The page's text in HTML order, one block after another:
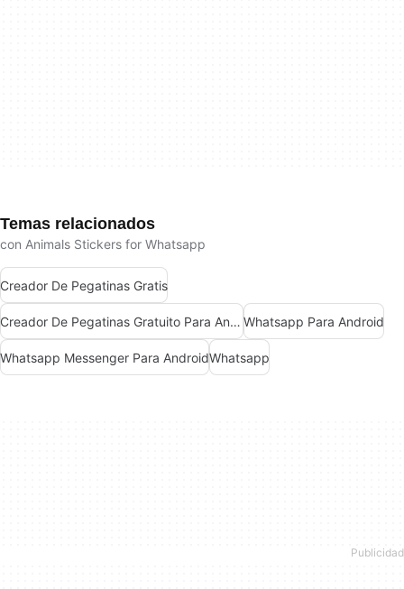
Temas relacionados
con Animals Stickers for Whatsapp
Creador De Pegatinas Gratis
Creador De Pegatinas Gratuito Para Android Whatsapp Para Android
Whatsapp Messenger Para AndroidWhatsapp